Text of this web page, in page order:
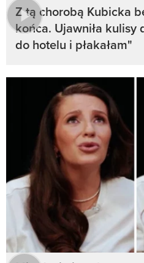
Z tą chorobą Kubicka
końca. Ujawniła kulisy
do hotelu i płakałam"